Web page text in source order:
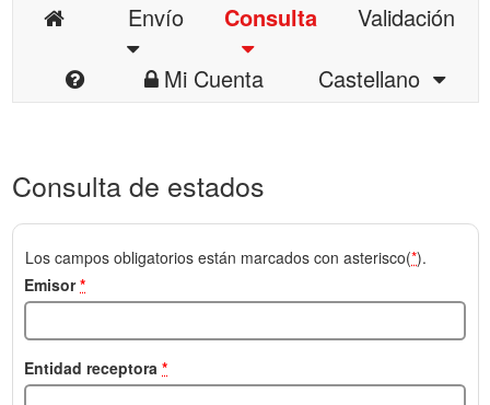
Envío Consulta
Validación
Mi Cuenta
Castellano
Consulta de estados
Los campos obligatorios están marcados con asterisco(*).
Emisor*
Entidad receptora *